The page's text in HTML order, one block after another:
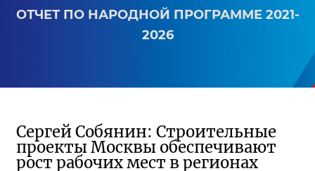
ОТЧЕТ ПО НАРОДНОЙ ПРОГРАММЕ 2021-
2026
Сергей Собянин: Строительные
проекты Москвы обеспечивают
рост рабочих мест в регионах